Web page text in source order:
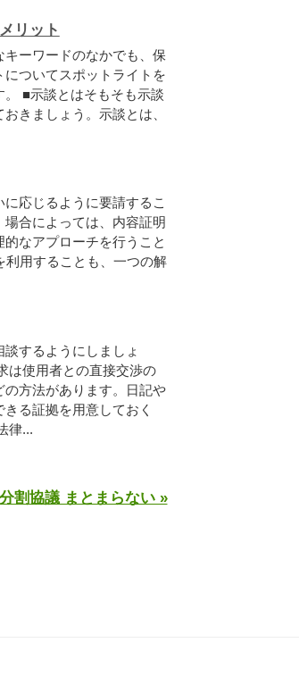
リット
ーワードのなかでも、保
ついてスポットライトを
■示談とはそもそも示談
きましょう。示談とは、
応じるように要請するこ
合によっては、内容証明
なアプローチを行うこと
利用することも、一つの解
談するようにしましょ
は使用者との直接交渉の
方法があります。日記や
る証拠を用意しておく
律...
割協議 まとまらない »